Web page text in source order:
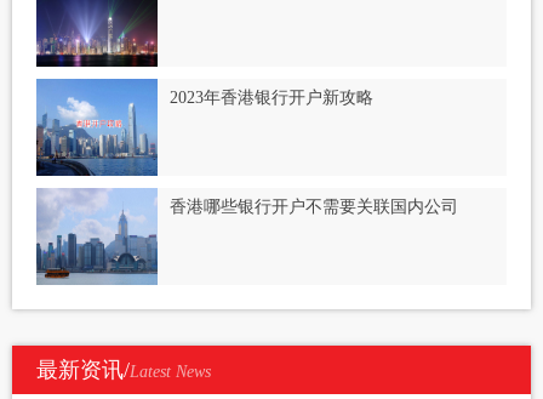
2023年香港银行开户新攻略
香港哪些银行开户不需要关联国内公司
最新资讯/Latest News